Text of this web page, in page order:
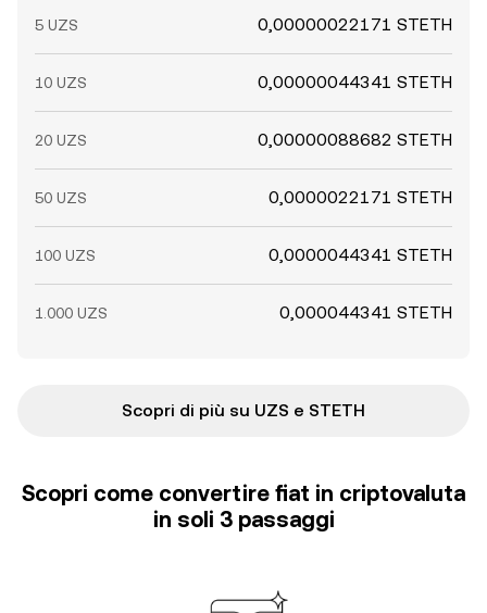
5 UZS 0,00000022171 STETH
10 UZS 0,00000044341 STETH
20 UZS 0,00000088682 STETH
50 UZS 0,0000022171 STETH
100 UZS 0,0000044341 STETH
1.000 UZS 0,000044341 STETH
Scopri di più su UZS e STETH
Scopri come convertire fiat in criptovaluta
in soli 3 passaggi